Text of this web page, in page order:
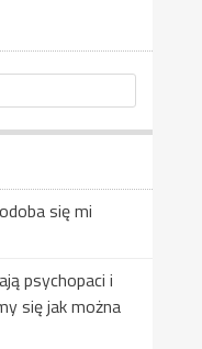
się mi
psychopaci i
się jak można